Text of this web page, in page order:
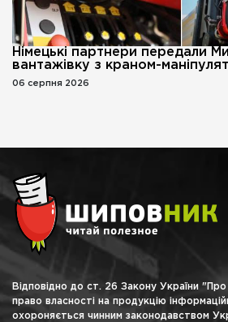
Німецькі партнери передали
вантажівку з краном-
06 серпня 2026
Відповідно до ст. 26 Закону України "Про
право власності на продукцію
охороняється чинним законодавством